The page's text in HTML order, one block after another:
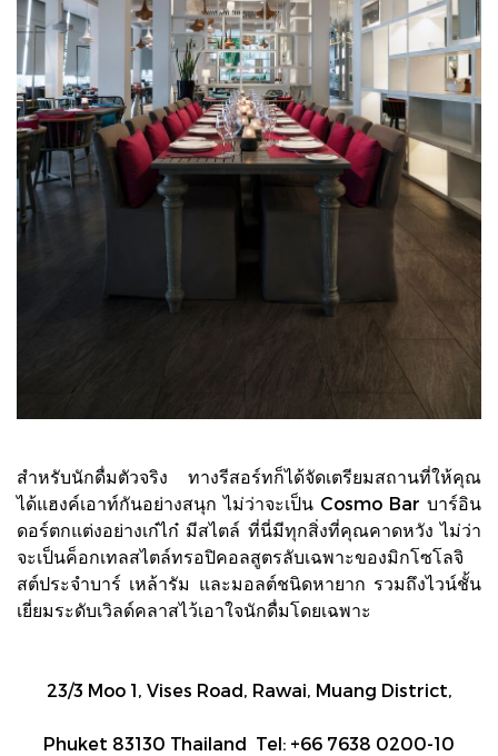
สำหรับนักดื่มตัวจริง ทางรีสอร์ทก็ได้จัดเตรียมสถานที่ให้คุณ
ได้แฮงค์เอาท์กันอย่างสนุก ไม่ว่าจะเป็น Cosmo Bar บาร์อิน
ดอร์ตกแต่งอย่างเก๋ไก๋ มีสไตล์ ที่นี่มีทุกสิ่งที่คุณคาดหวัง ไม่ว่า
จะเป็นค็อกเทลสไตล์ทรอปิคอลสูตรลับเฉพาะของมิกโซโลจิ
สต์ประจำบาร์ เหล้ารัม และมอลต์ชนิดหายาก รวมถึงไวน์ชั้น
เยี่ยมระดับเวิลด์คลาสไว้เอาใจนักดื่มโดยเฉพาะ
23/3 Moo 1, Vises Road, Rawai, Muang District,
Phuket 83130 Thailand Tel: +66 7638 0200-10